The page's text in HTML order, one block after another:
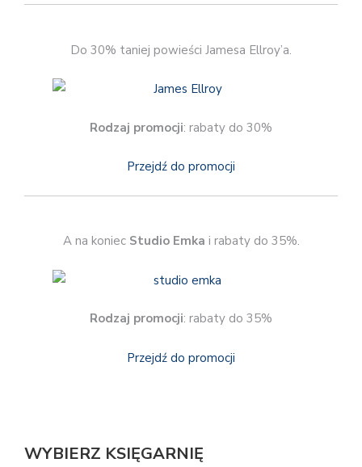
Do 30% taniej powieści Jamesa Ellroy’a.
Rodzaj promocji: rabaty do 30%
Przejdź do promocji
A na koniec Studio Emka i rabaty do 35%.
Rodzaj promocji: rabaty do 35%
Przejdź do promocji
WYBIERZ KSIĘGARNIĘ